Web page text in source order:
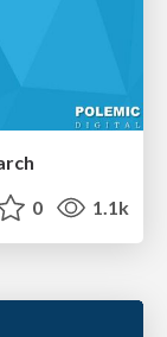
0 1.1k